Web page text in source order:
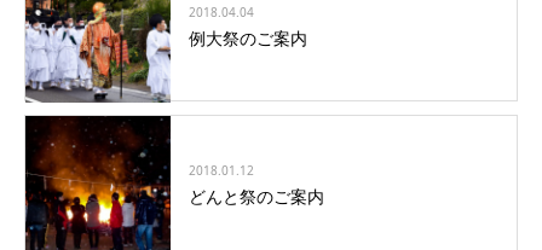
2018.04.04
例大祭のご案内
2018.01.12
どんと祭のご案内